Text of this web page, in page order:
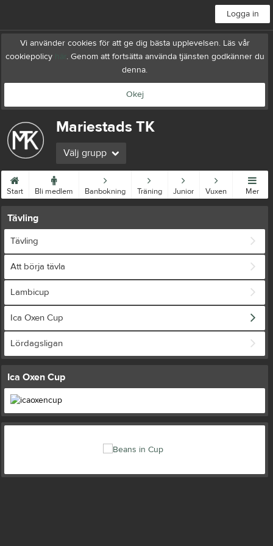
Logga in
Vi använder cookies för att ge dig bästa upplevelsen. Läs vår
cookiepolicy
. Genom att fortsätta använda tjänsten godkänner du
denna.
Okej
Mariestads TK
Välj grupp
Start Bli medlem Banbokning Träning Junior Vuxen Mer
Tävling
Tävling
Att börja tävla
Lambicup
Ica Oxen Cup
Lördagsligan
Ica Oxen Cup